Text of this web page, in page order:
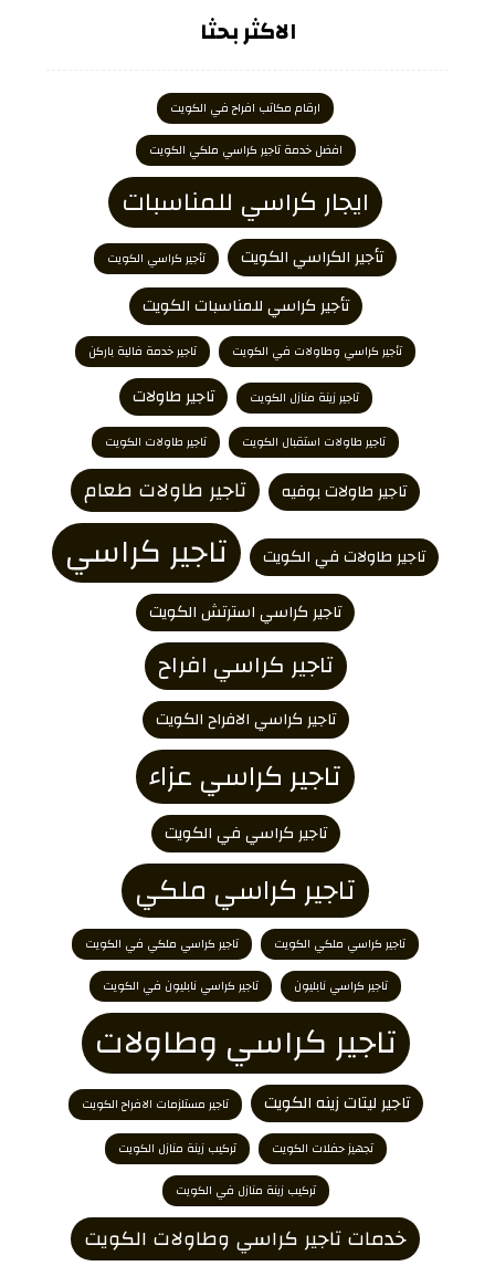
الاكثر بحثا
ارقام مكاتب افراح في الكويت
افضل خدمة تاجير كراسي ملكي الكويت
ايجار كراسي للمناسبات
تأجير الكراسي الكويت تأجير كراسي الكويت
تأجير كراسي للمناسبات الكويت
تأجير كراسي وطاولات في الكويت تاجير خدمة فالية باركن
تاجير زينة منازل الكويت تاجير طاولات
تاجير طاولات استقبال الكويت تاجير طاولات الكويت
تاجير طاولات بوفيه تاجير طاولات طعام
تاجير طاولات في الكويت تاجير كراسي
تاجير كراسي استرتش الكويت
تاجير كراسي افراح
تاجير كراسي الافراح الكويت
تاجير كراسي عزاء
تاجير كراسي في الكويت
تاجير كراسي ملكي
تاجير كراسي ملكي الكويت
تاجير كراسي ملكي في الكويت
تاجير كراسي نابليون
تاجير كراسي نابليون في الكويت
تاجير كراسي وطاولات
تاجير ليتات زينه الكويت
تاجير مستلزمات الافراح الكويت
تجهيز حفلات الكويت
تركيب زينة منازل الكويت
تركيب زينة منازل في الكويت
خدمات تاجير كراسي وطاولات الكويت